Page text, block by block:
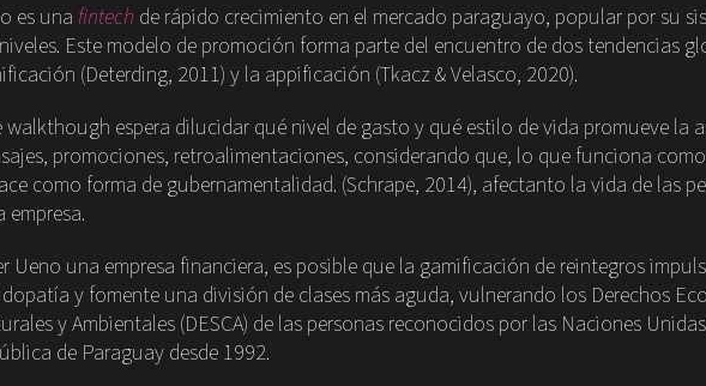
es una fintech de rápido crecimiento en el mercado paraguayo, popular por su
Este modelo de promoción forma parte del encuentro de dos tendencias
(Deterding, 2011) y la appificación (Tkacz & Velasco, 2020).
walkthough espera dilucidar qué nivel de gasto y qué estilo de vida promueve la
promociones, retroalimentaciones, considerando que, lo que funciona
como forma de gubernamentalidad. (Schrape, 2014), afectanto la vida de las
empresa.
Ueno una empresa financiera, es posible que la gamificación de reintegros
y fomente una división de clases más aguda, vulnerando los Derechos
y Ambientales (DESCA) de las personas reconocidos por las Naciones
de Paraguay desde 1992.